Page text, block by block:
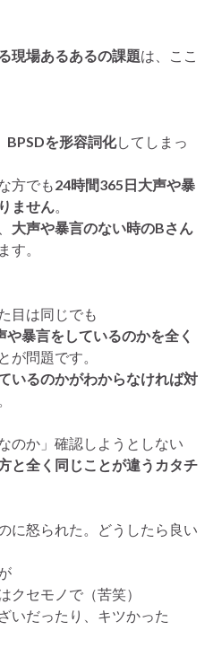
現場あるあるの課題は、ここ
BPSDを形容詞化してしまっ
方でも24時間365日大声や暴
ません
大声や暴言のない時のBさん
す。
目は同じでも
や暴言をしているのかを全く
が問題です。
いるのかがわからなければ対
のか」確認しようとしない
と全く同じことが違うカタチ
に怒られた。どうしたら良い
クセモノで（苦笑）
いだったり、キツかった